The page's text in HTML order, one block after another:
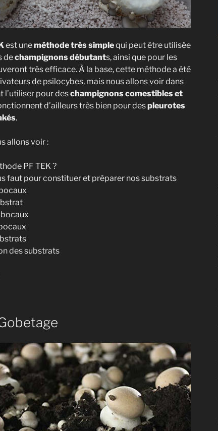
est uneméthode très simplequi peut être utilisée
dechampignons débutants, ainsi que pour les
très efficace. À la base, cette méthode a été
de psilocybes, mais nous allons voir dans
l’utiliser pour deschampignons comestibles et
d’ailleurs très bien pour despleurotes
.
allons voir :
PF TEK ?
faut pour constituer et préparer nos substrats
des substrats
du
substrat »